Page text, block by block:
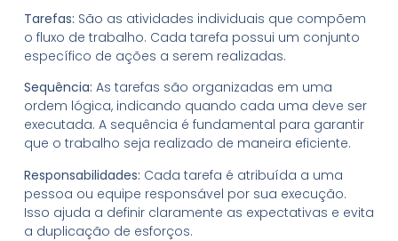
Tarefas: São as atividades individuais que compõem
o fluxo de trabalho. Cada tarefa possui um conjunto
específico de ações a serem realizadas.
Sequência: As tarefas são organizadas em uma
ordem lógica, indicando quando cada uma deve ser
executada. A sequência é fundamental para garantir
que o trabalho seja realizado de maneira eficiente.
Responsabilidades: Cada tarefa é atribuída a uma
pessoa ou equipe responsável por sua execução.
Isso ajuda a definir claramente as expectativas e evita
a duplicação de esforços.